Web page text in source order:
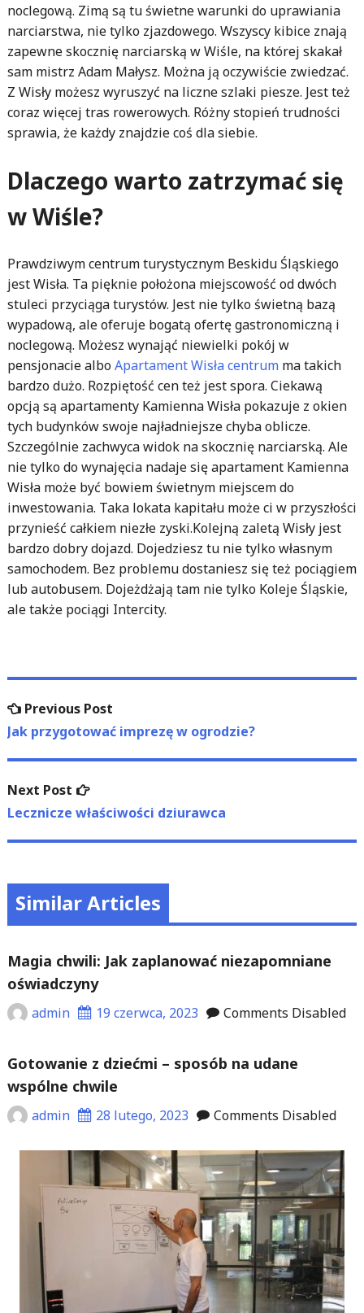
noclegową. Zimą są tu świetne warunki do uprawiania
narciarstwa, nie tylko zjazdowego. Wszyscy kibice znają
zapewne skocznię narciarską w Wiśle, na której skakał
sam mistrz Adam Małysz. Można ją oczywiście zwiedzać.
Z Wisły możesz wyruszyć na liczne szlaki piesze. Jest też
coraz więcej tras rowerowych. Różny stopień trudności
sprawia, że każdy znajdzie coś dla siebie.
Dlaczego warto zatrzymać się
w Wiśle?
Prawdziwym centrum turystycznym Beskidu Śląskiego
jest Wisła. Ta pięknie położona miejscowość od dwóch
stuleci przyciąga turystów. Jest nie tylko świetną bazą
wypadową, ale oferuje bogatą ofertę gastronomiczną i
noclegową. Możesz wynająć niewielki pokój w
pensjonacie alboApartament Wisła centrumma takich
bardzo dużo. Rozpiętość cen też jest spora. Ciekawą
opcją są apartamenty Kamienna Wisła pokazuje z okien
tych budynków swoje najładniejsze chyba oblicze.
Szczególnie zachwyca widok na skocznię narciarską. Ale
nie tylko do wynajęcia nadaje się apartament Kamienna
Wisła może być bowiem świetnym miejscem do
inwestowania. Taka lokata kapitału może ci w przyszłości
przynieść całkiem niezłe zyski.Kolejną zaletą Wisły jest
bardzo dobry dojazd. Dojedziesz tu nie tylko własnym
samochodem. Bez problemu dostaniesz się też pociągiem
lub autobusem. Dojeżdżają tam nie tylko Koleje Śląskie,
ale także pociągi Intercity.
Nawigacja
wpisu
Previous PostPrevious
post:
Jak przygotować imprezę w ogrodzie?
Next Post
Next
post:
Lecznicze właściwości dziurawca
Similar Articles
Magia chwili: Jak zaplanować niezapomniane
oświadczyny
admin 19 czerwca, 2023 Comments Disabled
Gotowanie z dziećmi – sposób na udane
wspólne chwile
admin 28 lutego, 2023 Comments Disabled